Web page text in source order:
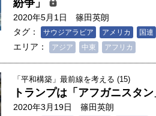
紛争」
2020年5月1日
篠田英朗
タグ：
サウジアラビア アメリカ 国連
エリア： アジア 中東 アフリカ
「平和構築」最前線を考える (15)
トランプは「アフガニスタ
2020年3月19日
篠田英朗